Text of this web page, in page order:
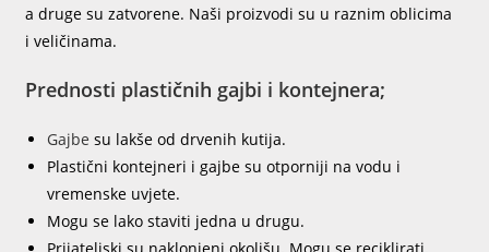
a druge su zatvorene. Naši proizvodi su u raznim oblicima
i veličinama.
Prednosti plastičnih gajbi i kontejnera;
Gajbe su lakše od drvenih kutija.
Plastični kontejneri i gajbe su otporniji na vodu i
vremenske uvjete.
Mogu se lako staviti jedna u drugu.
Prijateljski su naklonjeni okolišu. Mogu se reciklirati.